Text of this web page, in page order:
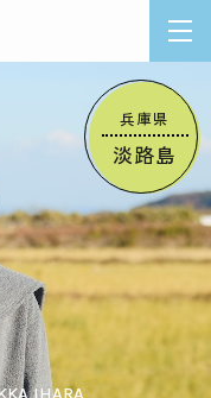
兵庫県
淡路島